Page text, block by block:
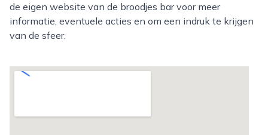
de eigen website van de broodjes bar voor meer
informatie, eventuele acties en om een indruk te krijgen
van de sfeer.